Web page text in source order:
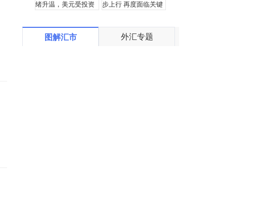
绪升温，美元受投资
步上行 再度面临关键
图解汇市 外汇专题